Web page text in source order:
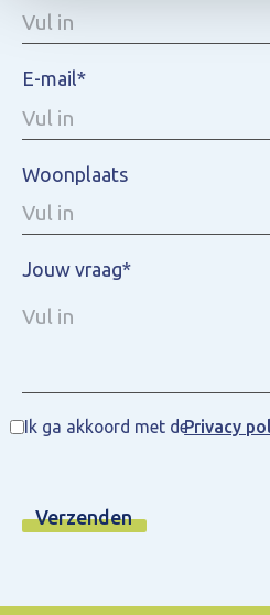
E-mail*
Woonplaats
Jouw vraag*
Ik ga akkoord met dePrivacy